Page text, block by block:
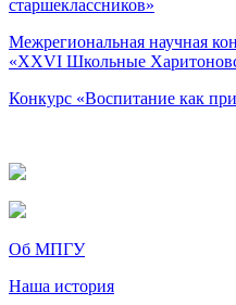
старшеклассников»
Межрегиональная научная
«XXVI Школьные
Конкурс «Воспитание как
Об МПГУ
Наша история